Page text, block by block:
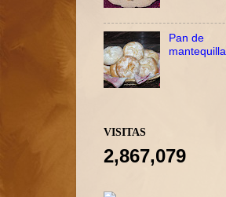
Pan de
mantequilla.
VISITAS
2,867,079